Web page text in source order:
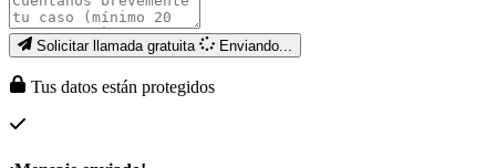
Solicitar llamada gratuita Enviando...
Tus datos están protegidos